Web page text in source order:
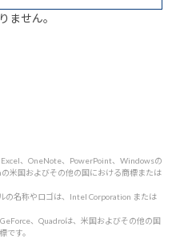
ません。
、OneNote、PowerPoint、Windowsの
米国およびその他の国における商標または
の名称やロゴは、Intel Corporation または
、Quadroは、米国およびその他の国
です。